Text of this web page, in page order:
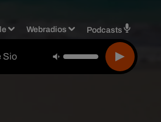
Webradios Podcasts
Sio